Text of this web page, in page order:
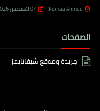
Romaa Ahmed 07 أغسطس 2026
الصفحات
جريدة وموقع شيفاتايمز